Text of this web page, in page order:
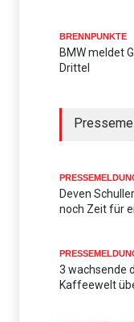
BRENNPUNKTE
BMW meldet
Drittel
Deven
noch Zeit für
3 wachsende
Kaffeewelt